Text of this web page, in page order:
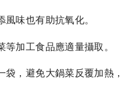
風味也有助抗氧化。
等加工食品應適量攝取。
袋，避免大鍋菜反覆加熱